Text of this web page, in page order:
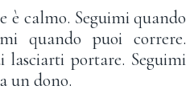
è calmo. Seguimi quando
quando puoi correre.
lasciarti portare. Seguimi
un dono.